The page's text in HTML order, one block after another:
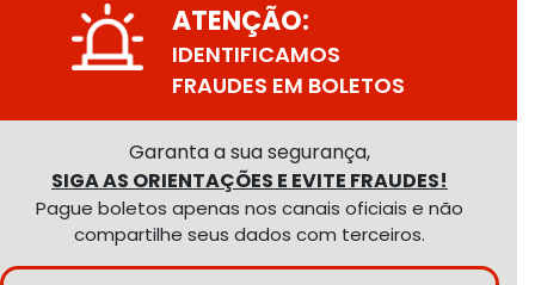
ATENÇÃO:
IDENTIFICAMOS
FRAUDES EM BOLETOS
Garanta a sua segurança,
SIGA AS ORIENTAÇÕES E EVITE FRAUDES!
Pague boletos apenas nos canais oficiais e não
compartilhe seus dados com terceiros.